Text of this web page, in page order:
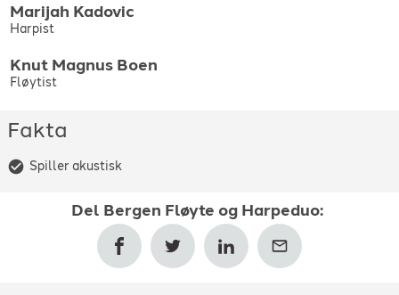
Marijah Kadovic
Harpist
Knut Magnus Boen
Fløytist
Fakta
Spiller akustisk
Del Bergen Fløyte og Harpeduo: